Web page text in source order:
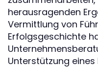
herausragenden
Vermittlung von
Erfolgsgeschichte
Unterstützung